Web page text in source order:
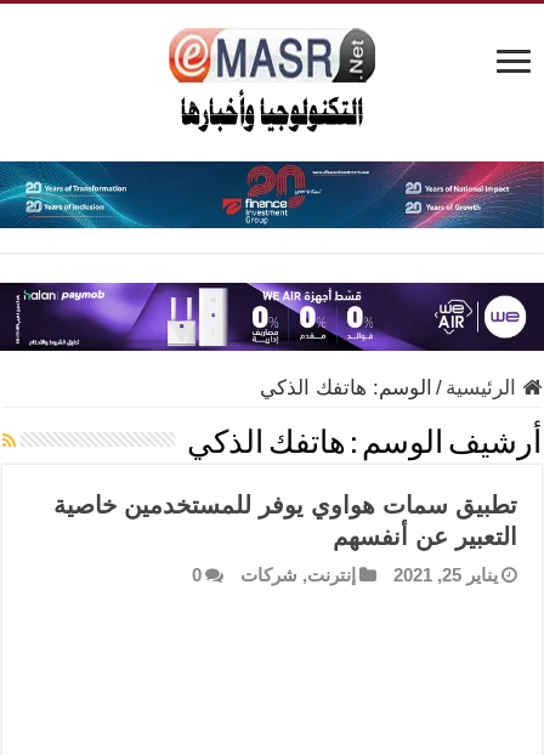
الرئيسية / الوسم: هاتفك الذكي
أرشيف الوسم : هاتفك الذكي
تطبيق سمات هواوي يوفر للمستخدمين خاصية
التعبير عن أنفسهم
يناير 25, 2021 إنترنت, شركات 0